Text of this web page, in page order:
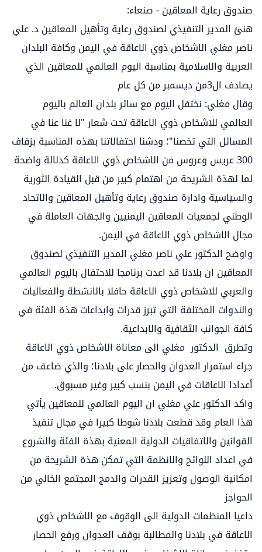
صندوق رعاية المعاقين - صنعاء:
هنئ المدير التنفيذي لصندوق رعاية وتأهيل المعاقين د. علي
ناصر مغلي الاشخاص ذوي الاعاقة في اليمن وكافة البلدان
العربية والاسلامية بمناسبة اليوم العالمي للمعاقين الذي
يصادف ال3من ديسمبر من كل عام
وقال مغلي: نختفل اليوم مع سائر بلدان العالم باليوم
العالمي للاشخاص ذوي الاعاقة تحت شعار "لا غنا عنا في
المسائل التي تخصنا"؛ ودشنا احتفالاتنا بهذه المناسبة بزفاف
300 عريس وعروس من الاشخاص ذوي الاعاقة كدلالة واضحة
لما لهذة الشريحة من اهتمام كبير من قبل القيادة الثورية
والسياسية وادارة صندوق رعاية وتأهيل المعاقين والاتحاد
الوطني لجمعيات المعاقين اليمنيين والجهات العاملة في
مجال الاشخاص ذوي الاعاقة في اليمن.
واوضح الدكتور علي ناصر مغلي المدير التنفيذي لصندوق
المعاقين ان بلادنا قد اعدت برنامجا للاحتفال باليوم العالمي
والعربي للاشخاص ذوي الاعاقة حافلا بالانشطة والفعاليات
والندوات المختلفة التي تبرز قدرات وابداعات هذة الفئة في
كافة الجوانب الثقافية والابداعية.
وتطرق الدكتور مغلي الى معاناة الاشخاص ذوي الاعاقة
جراء استمرار العدوان والحصار على بلادنا؛ والذي ضاعف من
أعدادا الاعاقات في اليمن بنسب كبير وغير مسبوق.
واكد الدكتور علي مغلي ان اليوم العالمي للمعاقين يأتي
هذا العام وقد قطعت بلادنا شوطا كبيرا في مجال تنفيذ
القوانين والاتفاقيات الدولية المعنية بهذة الفئة والشروع
في اعداد اللوائح والانظمة التي تمكن هذة الشريحة من
امكانية الوصول وتعزيز القدرات والدمج المجتمع الخالي من
الحواجز
داعيا المنظمات الدولية الى الوقوف مع الاشخاص ذوي
الاعاقة في بلادنا والمطالبة بوقف العدوان ورفع الحصار